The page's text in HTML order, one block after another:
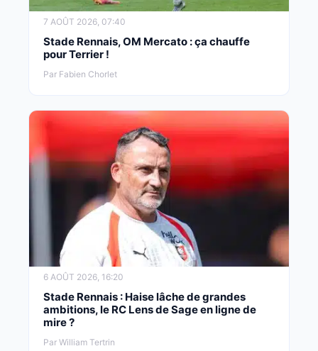
7 AOÛT 2026, 07:40
Stade Rennais, OM Mercato : ça chauffe
pour Terrier !
Par Fabien Chorlet
6 AOÛT 2026, 16:20
Stade Rennais : Haise lâche de grandes
ambitions, le RC Lens de Sage en ligne de
mire ?
Par William Tertrin